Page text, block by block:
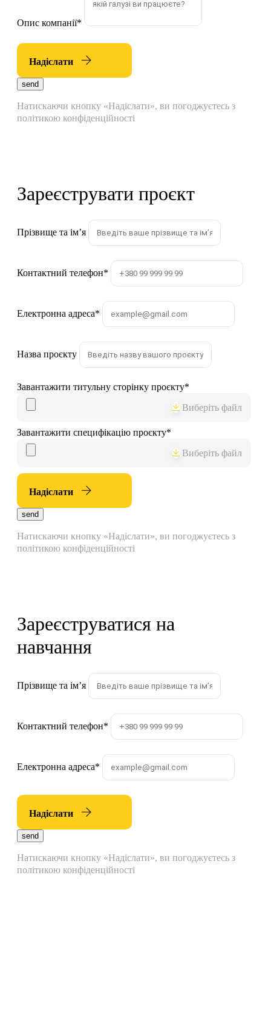
Опис компанії*
Надіслати
send
Натискаючи кнопку «Надіслати», ви погоджуєтесь з
політикою конфіденційності
Зареєструвати проєкт
Прізвище та імʼя
Контактний телефон*
Електронна адреса*
Назва проєкту
Завантажити титульну сторінку проєкту*
Виберіть файл
Завантажити специфікацію проєкту*
Виберіть файл
Надіслати
send
Натискаючи кнопку «Надіслати», ви погоджуєтесь з
політикою конфіденційності
Зареєструватися на
навчання
Прізвище та імʼя
Контактний телефон*
Електронна адреса*
Надіслати
send
Натискаючи кнопку «Надіслати», ви погоджуєтесь з
політикою конфіденційності